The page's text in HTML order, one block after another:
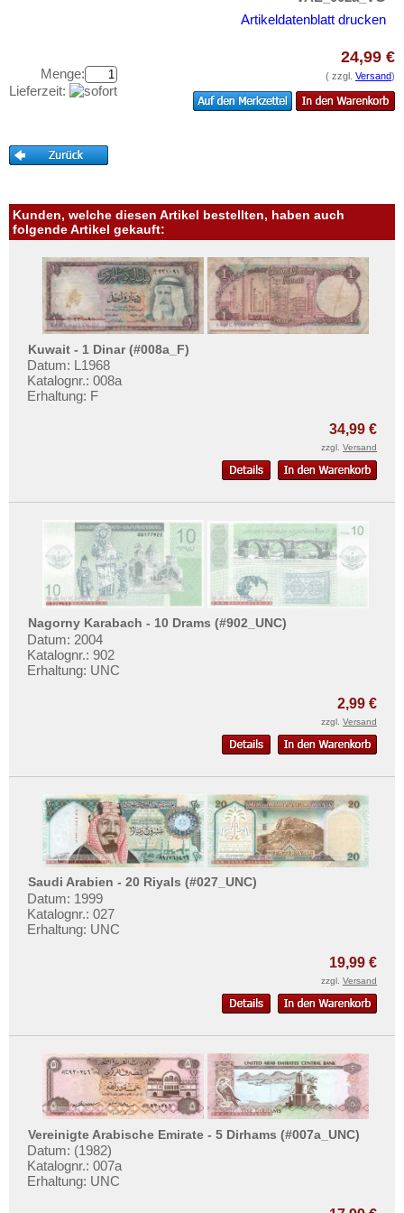
Kataloge
Aufbewahrung
Ihre Bewertungen
Informationen
Preislisten
Ankauf
Erhaltungsgrade
Gratisbanknoten
FAQ
Privatsphäre und Datenschutz
Widerrufsbelehrung
Liefer- und Versandkosten
AGB
Impressum
Artikeldatenblatt drucken
Menge:
Lieferzeit:
24,99 €
( zzgl. Versand)
Kunden, welche diesen Artikel bestellten, haben auch
folgende Artikel gekauft:
Kuwait - 1 Dinar (#008a_F)
Datum: L1968
Katalognr.: 008a
Erhaltung: F
34,99 €
zzgl. Versand
Nagorny Karabach - 10 Drams (#902_UNC)
Datum: 2004
Katalognr.: 902
Erhaltung: UNC
2,99 €
zzgl. Versand
Saudi Arabien - 20 Riyals (#027_UNC)
Datum: 1999
Katalognr.: 027
Erhaltung: UNC
19,99 €
zzgl. Versand
Vereinigte Arabische Emirate - 5 Dirhams (#007a_UNC)
Datum: (1982)
Katalognr.: 007a
Erhaltung: UNC